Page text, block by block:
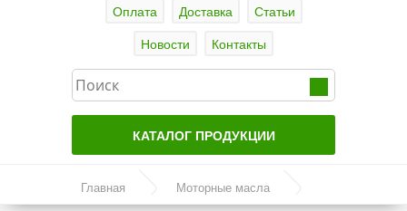
Оплата
Доставка
Статьи
Новости
Контакты
КАТАЛОГ ПРОДУКЦИИ
Актуальные продукты
Главная Моторные масла